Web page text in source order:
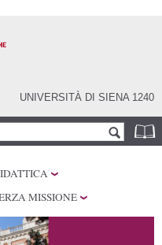
UNIVERSITÀ DI SIENA 1240
Form di ricerca
MISSIONE